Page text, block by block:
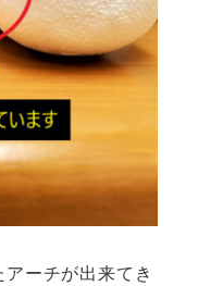
ーチが出来てき